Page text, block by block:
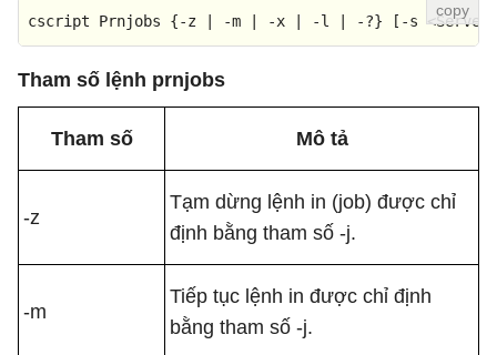
cscript Prnjobs {-z | -m | -x | -l | -?} [-s <
Tham số lệnh prnjobs
Tham số Mô tả
-z
Tạm dừng lệnh in (job) được chỉ
định bằng tham số -j.
-m
Tiếp tục lệnh in được chỉ định
bằng tham số -j.